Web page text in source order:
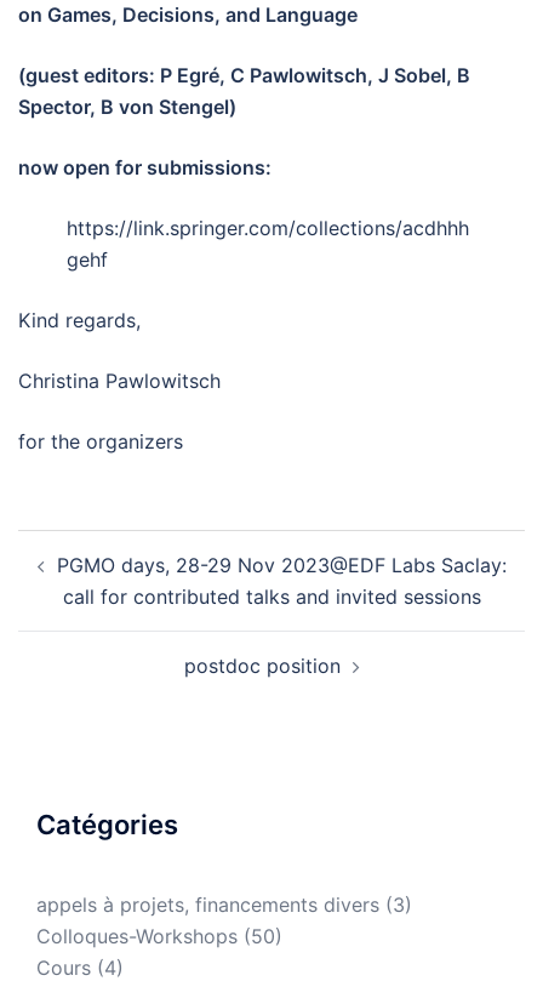
on Games, Decisions, and Language
(guest editors: P Egré, C Pawlowitsch, J Sobel, B
Spector, B von Stengel)
now open for submissions:
https://link.springer.com/collections/acdhhh
gehf
Kind regards,
Christina Pawlowitsch
for the organizers
PGMO days, 28-29 Nov 2023@EDF Labs Saclay:
call for contributed talks and invited sessions
postdoc position
Catégories
appels à projets, financements divers (3)
Colloques-Workshops (50)
Cours (4)